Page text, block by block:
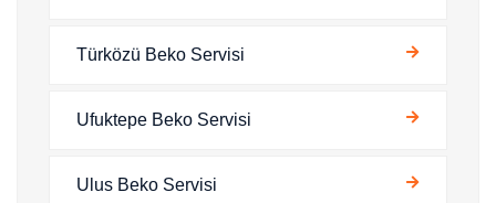
Türközü Beko Servisi
Ufuktepe Beko Servisi
Ulus Beko Servisi